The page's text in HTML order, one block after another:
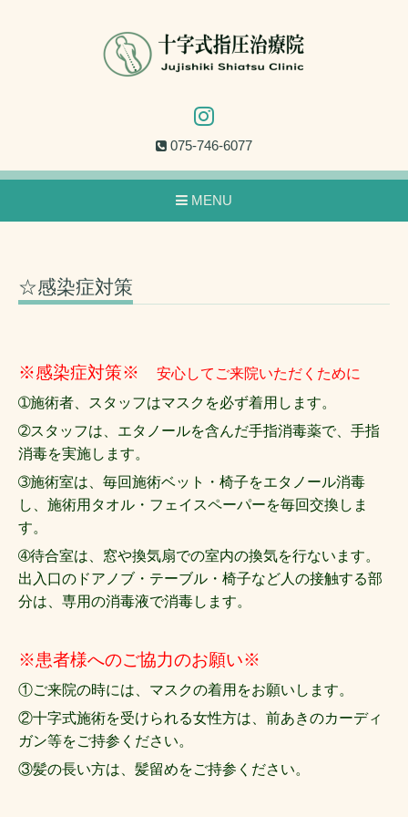
075-746-6077
MENU
☆感染症対策
※感染症対策※
安心してご来院いただくために
➀施術者、スタッフはマスクを必ず着用します。
➁スタッフは、 エタノールを含んだ手指消毒薬で、手指
消毒を実施します。
➂施術室は、毎回施術ベット・椅子をエタノール消毒
し、施術用タオル・フェイスペーパーを毎回交換しま
す。
➃待合室は、窓や換気扇での室内の換気を行ないます。
出入口のドアノブ・テーブル・椅子など人の接触する部
分は、専用の消毒液で消毒します。
※患者様へのご協力のお願い※
①ご来院の時には、マスクの着用をお願いします。
②十字式施術を受けられる女性方は、前あきのカーディ
ガン等をご持参ください。
③髪の長い方は、髪留めをご持参ください。